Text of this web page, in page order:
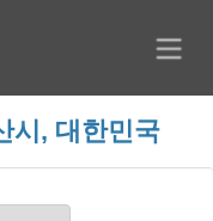
시, 대한민국